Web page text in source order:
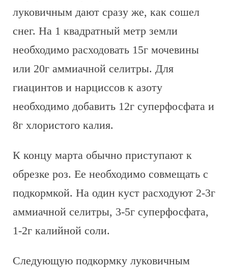
луковичным дают сразу же, как сошел
снег. На 1 квадратный метр земли
необходимо расходовать 15г мочевины
или 20г аммиачной селитры. Для
гиацинтов и нарциссов к азоту
необходимо добавить 12г суперфосфата и
8г хлористого калия.
К концу марта обычно приступают к
обрезке роз. Ее необходимо совмещать с
подкормкой. На один куст расходуют 2-3г
аммиачной селитры, 3-5г суперфосфата,
1-2г калийной соли.
Следующую подкормку луковичным